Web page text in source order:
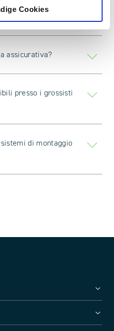
Cookies
garanzia?
assicurativa?
presso i grossisti
di montaggio